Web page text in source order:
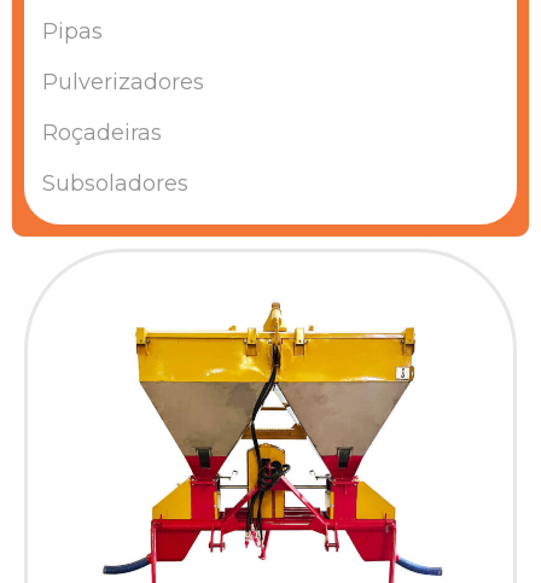
Pipas
Pulverizadores
Roçadeiras
Subsoladores